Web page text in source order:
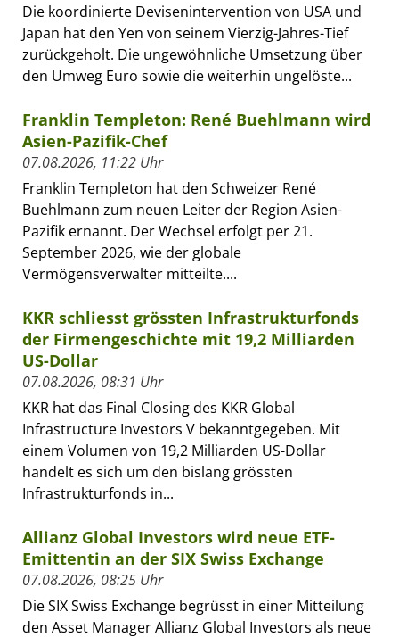
Die koordinierte Devisenintervention von USA und
Japan hat den Yen von seinem Vierzig-Jahres-Tief
zurückgeholt. Die ungewöhnliche Umsetzung über
den Umweg Euro sowie die weiterhin ungelöste...
Franklin Templeton: René Buehlmann wird
Asien-Pazifik-Chef
07.08.2026, 11:22 Uhr
Franklin Templeton hat den Schweizer René
Buehlmann zum neuen Leiter der Region Asien-
Pazifik ernannt. Der Wechsel erfolgt per 21.
September 2026, wie der globale
Vermögensverwalter mitteilte....
KKR schliesst grössten Infrastrukturfonds
der Firmengeschichte mit 19,2 Milliarden
US-Dollar
07.08.2026, 08:31 Uhr
KKR hat das Final Closing des KKR Global
Infrastructure Investors V bekanntgegeben. Mit
einem Volumen von 19,2 Milliarden US-Dollar
handelt es sich um den bislang grössten
Infrastrukturfonds in...
Allianz Global Investors wird neue ETF-
Emittentin an der SIX Swiss Exchange
07.08.2026, 08:25 Uhr
Die SIX Swiss Exchange begrüsst in einer Mitteilung
den Asset Manager Allianz Global Investors als neue